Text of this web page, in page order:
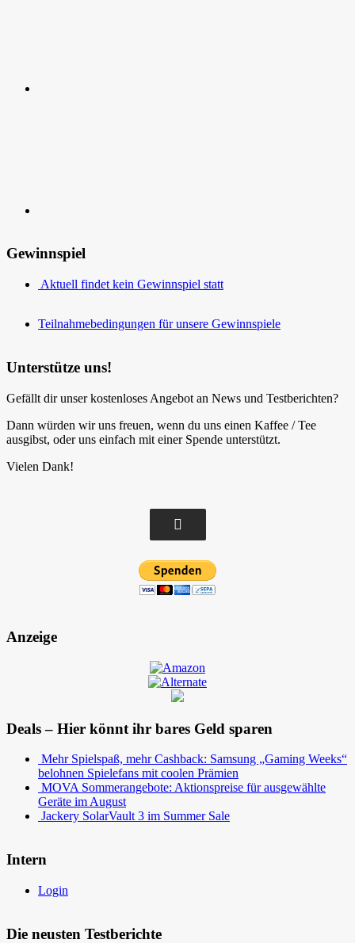
Gewinnspiel
Aktuell findet kein Gewinnspiel statt
Teilnahmebedingungen für unsere Gewinnspiele
Unterstütze uns!
Gefällt dir unser kostenloses Angebot an News und Testberichten?
Dann würden wir uns freuen, wenn du uns einen Kaffee / Tee
ausgibst, oder uns einfach mit einer Spende unterstützt.
Vielen Dank!
Anzeige
Deals – Hier könnt ihr bares Geld sparen
Mehr Spielspaß, mehr Cashback: Samsung „Gaming Weeks“
belohnen Spielefans mit coolen Prämien
MOVA Sommerangebote: Aktionspreise für ausgewählte
Geräte im August
Jackery SolarVault 3 im Summer Sale
Intern
Login
Die neusten Testberichte